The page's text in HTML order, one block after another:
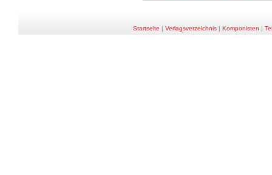
Startseite | Verlagsverzeichnis| Komponisten |